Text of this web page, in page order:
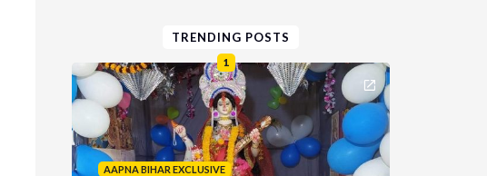
TRENDING POSTS
1
AAPNA BIHAR EXCLUSIVE